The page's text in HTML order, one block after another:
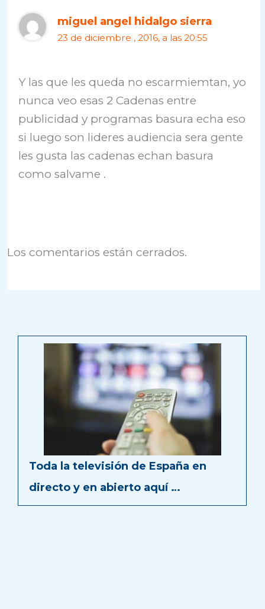
miguel angel hidalgo sierra
23 de diciembre , 2016, a las 20:55
Y las que les queda no escarmiemtan, yo
nunca veo esas 2 Cadenas entre
publicidad y programas basura echa eso
si luego son lideres audiencia sera gente
les gusta las cadenas echan basura
como salvame .
Los comentarios están cerrados.
Toda la televisión de España en
directo y en abierto aquí …